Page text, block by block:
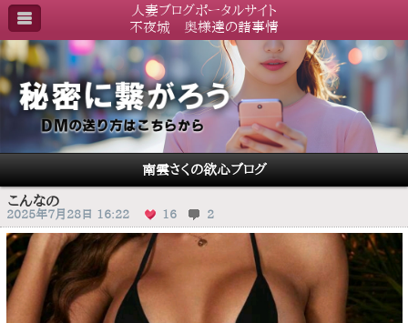
人妻ブログポータルサイト
不夜城 奥様達の諸事情
南雲さくの欲心ブログ
こんなの
2025年7月28日 16:22 16 2